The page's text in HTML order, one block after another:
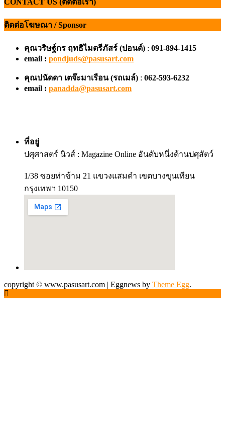
ติดต่อโฆษณา / Sponsor
คุณวริษฐ์กร ฤทธิไมตรีภัสร์ (ปอนด์) : 091-894-1415
email : pondjuds@pasusart.com
คุณปนัดดา เตจ๊ะมาเรือน (รถเมล์) : 062-593-6232
email : panadda@pasusart.com
ที่อยู่
ปศุศาสตร์ นิวส์ : Magazine Online อันดับหนึ่งด้านปศุสัตว์
1/38 ซอยท่าข้าม 21 แขวงแสมดำ เขตบางขุนเทียน
กรุงเทพฯ 10150
copyright © www.pasusart.com | Eggnews by Theme Egg.